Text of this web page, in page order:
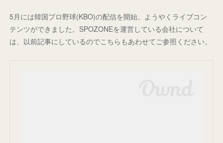
5月には韓国プロ野球(KBO)の配信を開始。ようやくライブコン
テンツができました。SPOZONEを運営している会社について
は、以前記事にしているのでこちらもあわせてご参照ください。